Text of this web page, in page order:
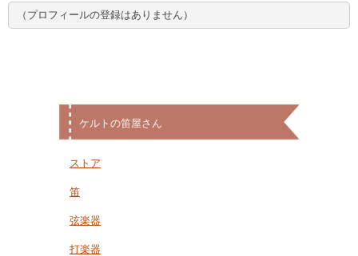
（プロフィールの登録はありません）
ケルトの笛屋さん
ストア
笛
弦楽器
打楽器